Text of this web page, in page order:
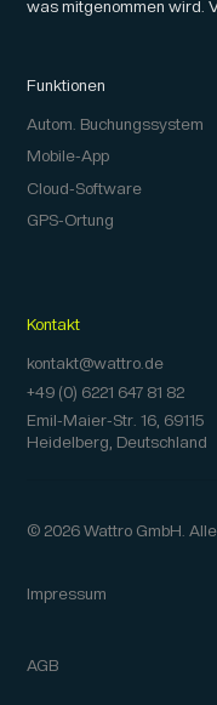
was mitgenommen wird.
Funktionen
Autom. Buchungssystem
Mobile-App
Cloud-Software
GPS-Ortung
Kontakt
kontakt@wattro.de
+49 (0) 6221 647 81 82
Emil-Maier-Str. 16, 69115
Heidelberg, Deutschland
© 2026 Wattro GmbH.
Impressum
AGB